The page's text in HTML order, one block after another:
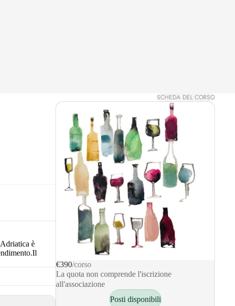
SCHEDA DEL CORSO
è
€390/corso
La quota non comprende l'iscrizione
all'associazione
Posti disponibili